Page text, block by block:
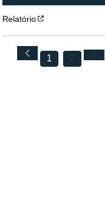
Relatório
1 2